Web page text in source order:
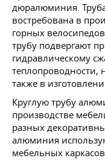
дюралюминия.
востребована в
горных
трубу подвергают
гидравлическому
теплопроводности,
также в
Круглую трубу
производстве
разных
алюминия
мебельных